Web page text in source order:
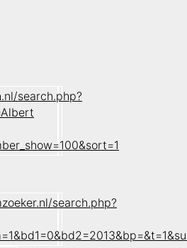
search.php?
search.php?